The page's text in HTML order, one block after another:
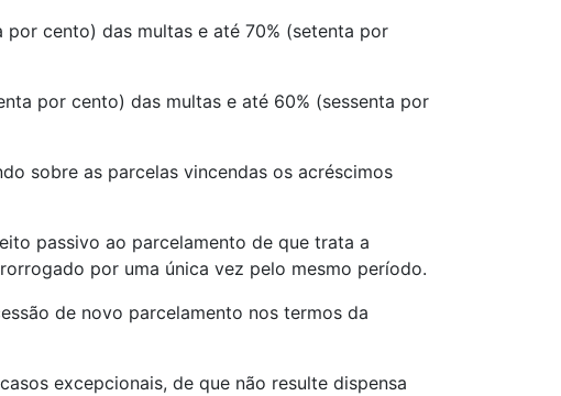
cento) das multas e até 70% (setenta por
por cento) das multas e até 60% (sessenta por
sobre as parcelas vincendas os acréscimos
passivo ao parcelamento de que trata a
por uma única vez pelo mesmo período.
de novo parcelamento nos termos da
excepcionais, de que não resulte dispensa